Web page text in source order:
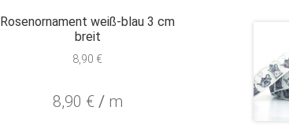
Rosenornament weiß-blau 3 cm
breit
8,90 €
8,90 € / m